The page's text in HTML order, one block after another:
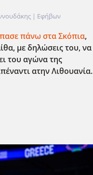
| Εφήβων
πάνω στα Σκόπια,
με δηλώσεις του, να
του αγώνα της
ατην Λιθουανία.